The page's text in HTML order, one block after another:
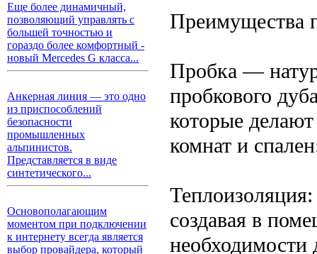
Еще более динамичный,
позволяющий управлять с
большей точностью и
гораздо более комфортный -
новый Mercedes G класса...
Анкерная линия — это одно
из приспособлений
безопасности
промышленных
альпинистов.
Представляется в виде
синтетического...
Основополагающим
моментом при подключении
к интернету всегда является
выбор провайдера, который
Преимущества
Пробка —
пробкового
которые
комнат и
создавая в
необходимости